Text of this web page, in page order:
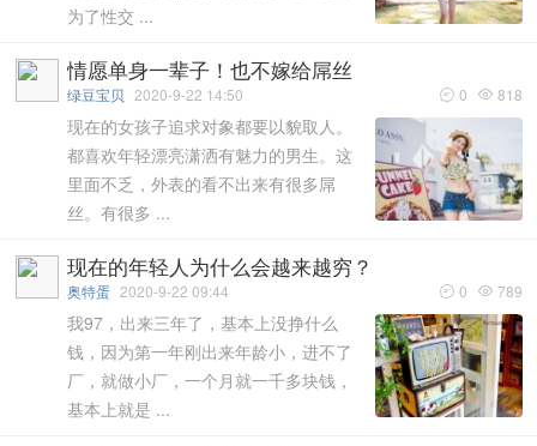
为了性交 ...
情愿单身一辈子！也不嫁给屌丝
 818
 0
绿豆宝贝 2020-9-22 14:50
现在的女孩子追求对象都要以貌取人。
都喜欢年轻漂亮潇洒有魅力的男生。这
里面不乏，外表的看不出来有很多屌
丝。有很多 ...
现在的年轻人为什么会越来越穷？
 789
 0
奥特蛋 2020-9-22 09:44
我97，出来三年了，基本上没挣什么
钱，因为第一年刚出来年龄小，进不了
厂，就做小厂，一个月就一千多块钱，
基本上就是 ...